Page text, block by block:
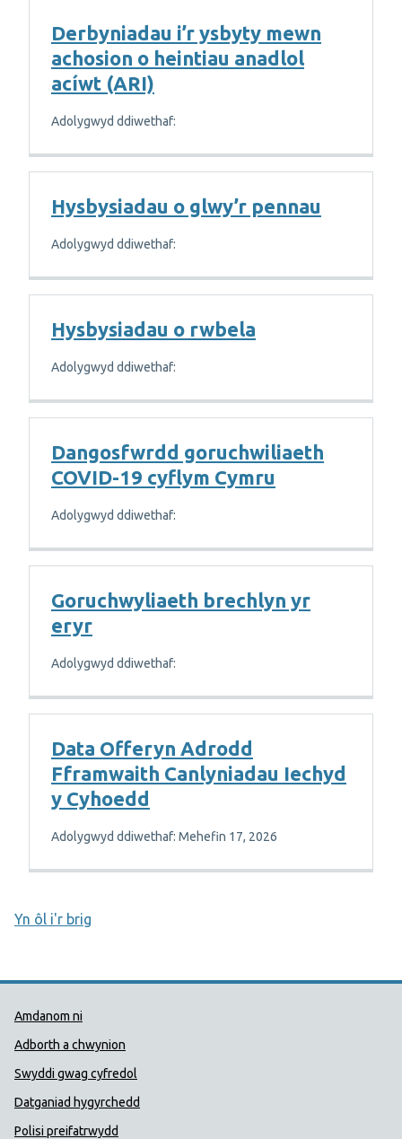
Derbyniadau i’r ysbyty mewn
achosion o heintiau anadlol
acíwt (ARI)
Adolygwyd ddiwethaf:
Hysbysiadau o glwy’r pennau
Adolygwyd ddiwethaf:
Hysbysiadau o rwbela
Adolygwyd ddiwethaf:
Dangosfwrdd goruchwiliaeth
COVID-19 cyflym Cymru
Adolygwyd ddiwethaf:
Goruchwyliaeth brechlyn yr
eryr
Adolygwyd ddiwethaf:
Data Offeryn Adrodd
Fframwaith Canlyniadau Iechyd
y Cyhoedd
Adolygwyd ddiwethaf: Mehefin 17, 2026
Yn ôl i'r brig
Dolenni Cymorth Iechyd
Amdanom ni
Adborth a chwynion
Swyddi gwag cyfredol
Datganiad hygyrchedd
Polisi preifatrwydd